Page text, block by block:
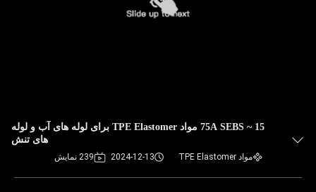
15 ~ 75A SEBS مواد TPE Elastomer برای لوله های آب و لوله
های تنش
مواد TPE Elastomer 2024-12-13 239 نمایش